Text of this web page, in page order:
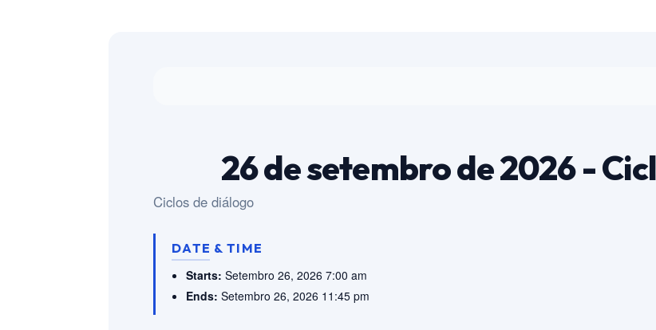
26 de setembro de 2026 -
Ciclos de diálogo
DATE & TIME
Starts: Setembro 26, 2026 7:00 am
Ends: Setembro 26, 2026 11:45 pm